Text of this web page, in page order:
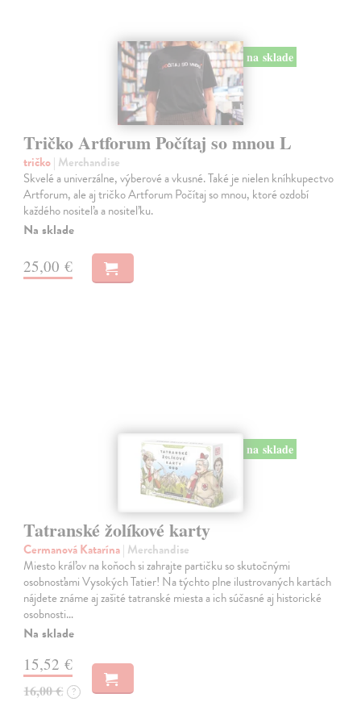
na sklade
Tričko Artforum Počítaj so mnou L
tričko| Merchandise
Skvelé a univerzálne, výberové a vkusné. Také je nielen kníhkupectvo
Artforum, ale aj tričko Artforum Počítaj so mnou, ktoré ozdobí
každého nositeľa a nositeľku.
Na sklade
25,00 €
na sklade
Tatranské žolíkové karty
Cermanová Katarína| Merchandise
Miesto kráľov na koňoch si zahrajte partičku so skutočnými
osobnosťami Vysokých Tatier! Na týchto plne ilustrovaných kartách
nájdete známe aj zašité tatranské miesta a ich súčasné aj historické
osobnosti…
Na sklade
15,52 €
16,00 € ?